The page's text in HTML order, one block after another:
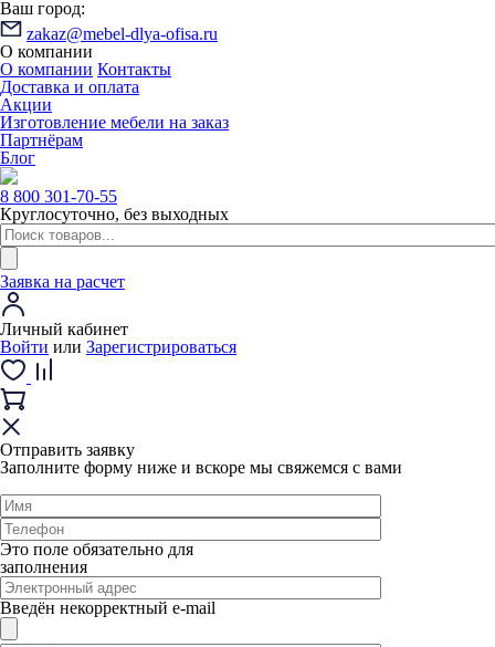
Ваш город:
zakaz@mebel-dlya-ofisa.ru
О компании
О компании Контакты
Доставка и оплата
Акции
Изготовление мебели на заказ
Партнёрам
Блог
8 800 301-70-55
Круглосуточно, без выходных
Заявка на расчет
Личный кабинет
Войти или Зарегистрироваться
Отправить заявку
Заполните форму ниже и вскоре мы свяжемся с вами
Это поле обязательно для
заполнения
Введён некорректный e-mail